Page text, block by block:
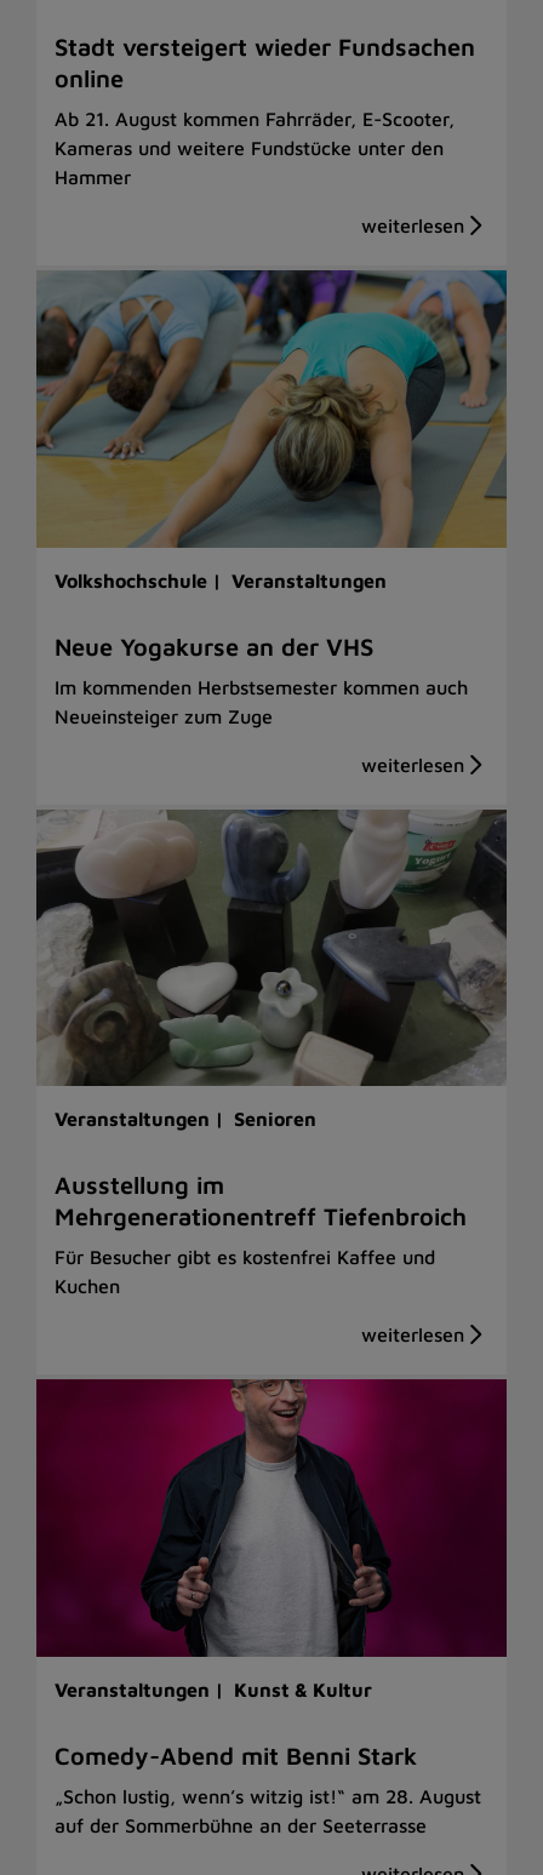
Stadt versteigert wieder Fundsachen
online
Ab 21. August kommen Fahrräder, E-Scooter,
Kameras und weitere Fundstücke unter den
Hammer
Volkshochschule | Veranstaltungen
Neue Yogakurse an der VHS
Im kommenden Herbstsemester kommen auch
Neueinsteiger zum Zuge
Veranstaltungen | Senioren
Ausstellung im
Mehrgenerationentreff Tiefenbroich
Für Besucher gibt es kostenfrei Kaffee und
Kuchen
Veranstaltungen | Kunst & Kultur
Comedy-Abend mit Benni Stark
„Schon lustig, wenn’s witzig ist!“ am 28. August
auf der Sommerbühne an der Seeterrasse